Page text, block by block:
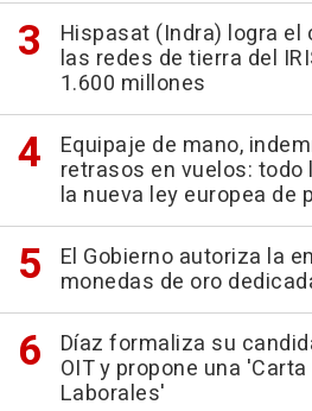
Hispasat (Indra) logra
las redes de tierra del
1.600 millones
Equipaje de mano,
retrasos en vuelos: todo
la nueva ley europea de
El Gobierno autoriza la
monedas de oro
Díaz formaliza su
OIT y propone una
Laborales'